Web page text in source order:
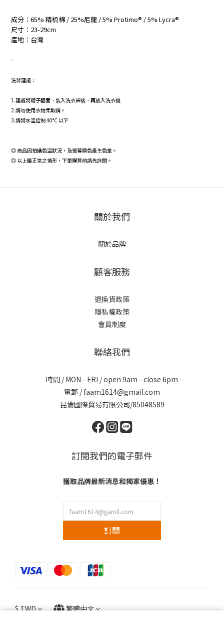
成分：65% 精梳棉 / 25%尼龍 / 5% Protimo® / 5% Lycra®
尺寸：23-29cm
產地：台灣
-
洗滌建議：
1.建議將襪子翻面，裝入洗衣袋後，再放入洗衣機
2.請勿使用衣物柔軟精。
3.請將水溫控制 40°C 以下
◎ 商品因拍攝色溫狀況，及螢幕顯色產生色差。
◎ 以上屬正常之情形，下單購買前請先詳閱。
關於我們
關於品牌
顧客服務
退換貨政策
隱私權政策
會員制度
聯絡我們
時間 / MON - FRI / open 9am - close 6pm
電郵 / faam1614@gmail.com
昆倫國際貿易有限公司/85048589
訂閱我們的電子郵件
獲取品牌最新消息和獨家優惠！
訂閱
$TWD 繁體中文